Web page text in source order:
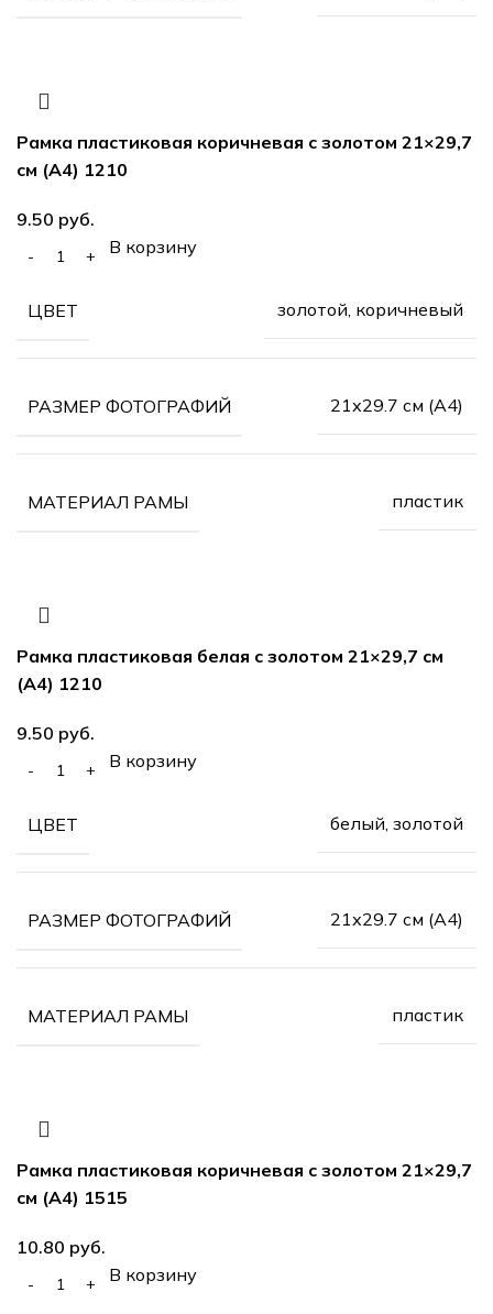
Рамка пластиковая коричневая с золотом 21×29,7
см (А4) 1210
руб.
В корзину
ЦВЕТ золотой, коричневый
РАЗМЕР ФОТОГРАФИЙ 21х29.7 см (А4)
МАТЕРИАЛ РАМЫ пластик
Рамка пластиковая белая с золотом 21×29,7 см
(А4) 1210
руб.
В корзину
ЦВЕТ белый, золотой
РАЗМЕР ФОТОГРАФИЙ 21х29.7 см (А4)
МАТЕРИАЛ РАМЫ пластик
Рамка пластиковая коричневая с золотом 21×29,7
см (А4) 1515
руб.
В корзину